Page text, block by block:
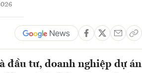
đầu tư, doanh nghiệp dự án